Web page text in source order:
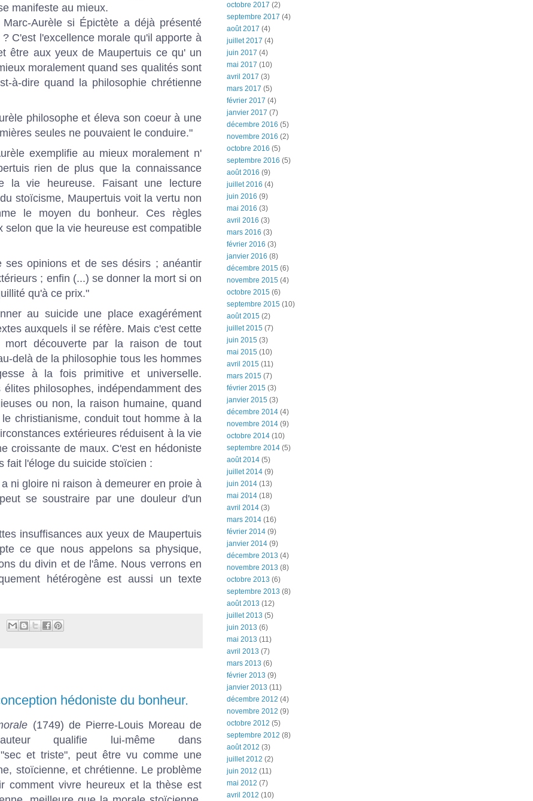
manifeste au mieux.
Aurèle si Épictète a déjà présenté
C'est l'excellence morale qu'il apporte à
être aux yeux de Maupertuis ce qu' un
moralement quand ses qualités sont
à-dire quand la philosophie chrétienne
philosophe et éleva son coeur à une
seules ne pouvaient le conduire."
exemplifie au mieux moralement n'
rien de plus que la connaissance
la vie heureuse. Faisant une lecture
stoïcisme, Maupertuis voit la vertu non
le moyen du bonheur. Ces règles
selon que la vie heureuse est compatible
opinions et de ses désirs ; anéantir
; enfin (...) se donner la mort si on
qu'à ce prix."
au suicide une place exagérément
auxquels il se réfère. Mais c'est cette
mort découverte par la raison de tout
delà de la philosophie tous les hommes
à la fois primitive et universelle.
philosophes, indépendamment des
ou non, la raison humaine, quand
christianisme, conduit tout homme à la
extérieures réduisent à la vie
croissante de maux. C'est en hédoniste
fait l'éloge du suicide stoïcien :
ni gloire ni raison à demeurer en proie à
se soustraire par une douleur d'un
insuffisances aux yeux de Maupertuis
ce que nous appelons sa physique,
du divin et de l'âme. Nous verrons en
hétérogène est aussi un texte
hédoniste du bonheur.
(1749) de Pierre-Louis Moreau de
qualifie lui-même dans
et triste", peut être vu comme une
stoïcienne, et chrétienne. Le problème
comment vivre heureux et la thèse est
octobre 2017 (2)
septembre 2017 (4)
août 2017 (4)
juillet 2017 (4)
juin 2017 (4)
mai 2017 (10)
avril 2017 (3)
mars 2017 (5)
février 2017 (4)
janvier 2017 (7)
décembre 2016 (5)
novembre 2016 (2)
octobre 2016 (5)
septembre 2016 (5)
août 2016 (9)
juillet 2016 (4)
juin 2016 (9)
mai 2016 (3)
avril 2016 (3)
mars 2016 (3)
février 2016 (3)
janvier 2016 (8)
décembre 2015 (6)
novembre 2015 (4)
octobre 2015 (6)
septembre 2015 (10)
août 2015 (2)
juillet 2015 (7)
juin 2015 (3)
mai 2015 (10)
avril 2015 (11)
mars 2015 (7)
février 2015 (3)
janvier 2015 (3)
décembre 2014 (4)
novembre 2014 (9)
octobre 2014 (10)
septembre 2014 (5)
août 2014 (5)
juillet 2014 (9)
juin 2014 (13)
mai 2014 (18)
avril 2014 (3)
mars 2014 (16)
février 2014 (9)
janvier 2014 (9)
décembre 2013 (4)
novembre 2013 (8)
octobre 2013 (6)
septembre 2013 (8)
août 2013 (12)
juillet 2013 (5)
juin 2013 (6)
mai 2013 (11)
avril 2013 (7)
mars 2013 (6)
février 2013 (9)
janvier 2013 (11)
décembre 2012 (4)
novembre 2012 (9)
octobre 2012 (5)
septembre 2012 (8)
août 2012 (3)
juillet 2012 (2)
juin 2012 (11)
mai 2012 (7)
avril 2012 (10)